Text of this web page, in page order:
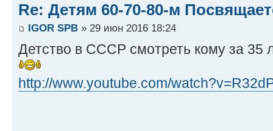
Re: Детям 60-70-80-м
IGOR SPB » 29 июн 2016 18:24
Детство в СССР смотреть кому за 35
http://www.youtube.com/